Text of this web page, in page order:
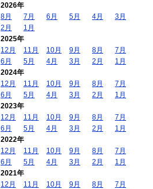
2026年
8月
7月 6月 5月 4月
3月
2月
1月
2025年
12月
11月 10月 9月 8月
7月
6月
5月 4月 3月 2月
1月
2024年
12月
11月 10月 9月 8月
7月
6月
5月 4月 3月 2月
1月
2023年
12月
11月 10月 9月 8月
7月
6月
5月 4月 3月 2月
1月
2022年
12月
11月 10月 9月 8月
7月
6月
5月 4月 3月 2月
1月
2021年
12月
11月 10月 9月 8月
7月